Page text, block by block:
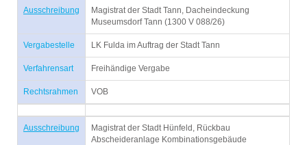
Ausschreibung
Magistrat der Stadt Tann, Dacheindeckung
Museumsdorf Tann (1300 V 088/26)
Vergabestelle LK Fulda im Auftrag der Stadt Tann
Verfahrensart Freihändige Vergabe
Rechtsrahmen VOB
Ausschreibung
Magistrat der Stadt Hünfeld, Rückbau
Abscheideranlage Kombinationsgebäude